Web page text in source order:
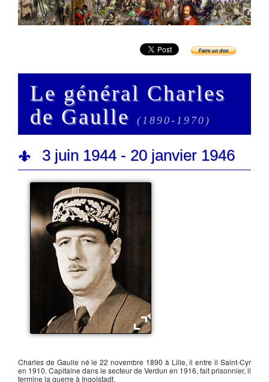
Le général Charles
de Gaulle
(1890-1970)
3 juin 1944 - 20 janvier 1946
Charles de Gaulle né le 22 novembre 1890 à Lille, il entre il Saint-Cyr
en 1910. Capitaine dans le secteur de Verdun en 1916, fait prisonnier, il
termine la guerre à Ingolstadt.